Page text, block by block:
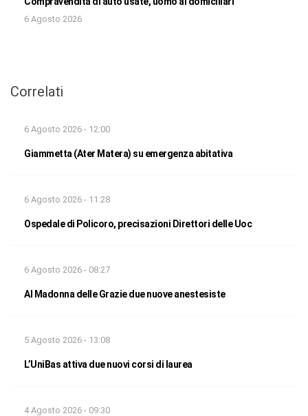
6 Agosto 2026
Correlati
6 Agosto 2026 - 12:00
Giammetta (Ater Matera) su emergenza abitativa
6 Agosto 2026 - 11:28
Ospedale di Policoro, precisazioni Direttori delle Uoc
6 Agosto 2026 - 08:27
Al Madonna delle Grazie due nuove anestesiste
5 Agosto 2026 - 13:08
L’UniBas attiva due nuovi corsi di laurea
4 Agosto 2026 - 09:30